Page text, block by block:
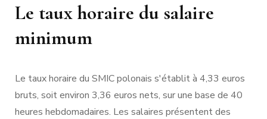
Le taux horaire du salaire
minimum
Le taux horaire du SMIC polonais s'établit à 4,33 euros
bruts, soit environ 3,36 euros nets, sur une base de 40
heures hebdomadaires. Les salaires présentent des